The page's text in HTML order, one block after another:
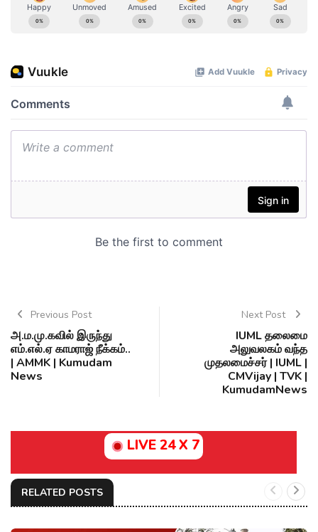
Previous Post
அ.ம.மு.கவில் இருந்து
எம்.எல்.ஏ காமராஜ் நீக்கம்..
| AMMK | Kumudam
News
Next Post
IUML தலைமை
அலுவலகம் வந்த
முதலமைச்சர் | IUML |
CMVijay | TVK |
KumudamNews
LIVE 24 X 7
RELATED POSTS